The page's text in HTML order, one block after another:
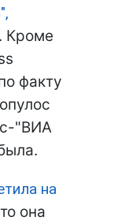
Кроме
факту
"ВИА
на
она